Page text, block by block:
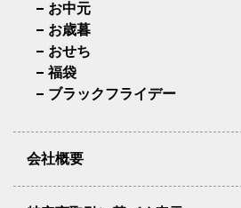
お中元
お歳暮
おせち
福袋
ブラックフライデー
会社概要